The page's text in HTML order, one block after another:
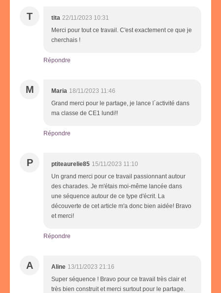
T tita 22/11/2023 10:31
Merci pour tout ce travail. C'est exactement ce que je
cherchais !
Répondre
M Maria 18/11/2023 11:46
Grand merci pour le partage, je lance l´activité dans
ma classe de CE1 lundi!!
Répondre
P ptiteaurelie85 15/11/2023 11:10
Un grand merci pour ce travail passionnant autour
des charades. Je m'étais moi-même lancée dans
une séquence autour de ce type d'écrit. La
découverte de cet article m'a donc bien aidée! Bravo
et merci!
Répondre
A Aline 13/11/2023 21:16
Super séquence ! Bravo pour ce travail très clair et
très bien construit et merci surtout pour le partage.